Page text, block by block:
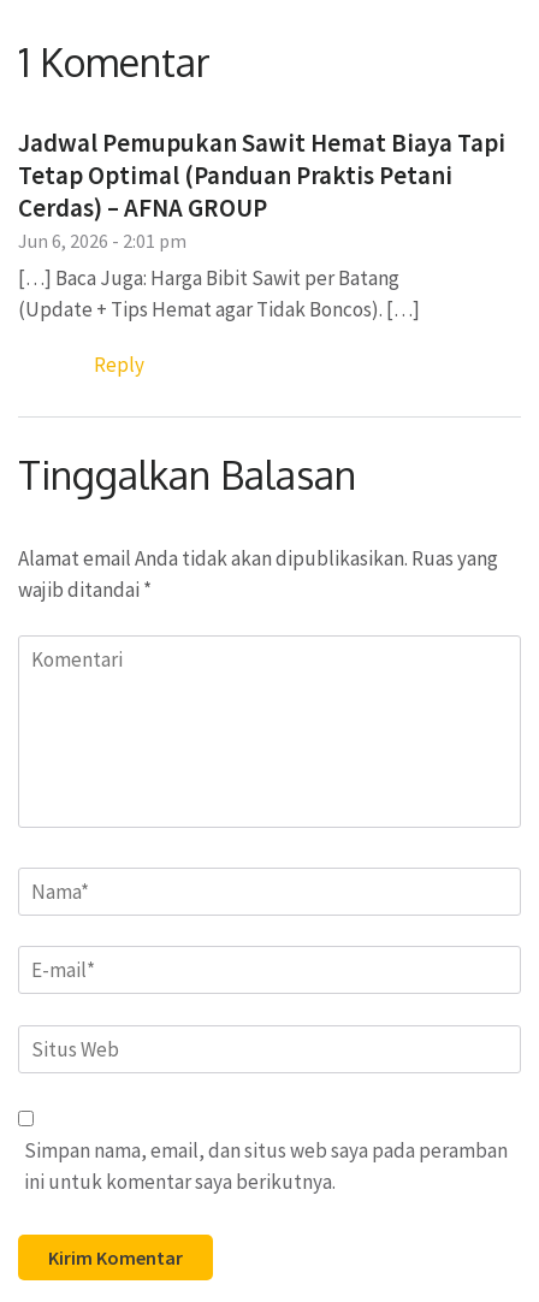
1 Komentar
Jadwal Pemupukan Sawit Hemat Biaya Tapi
Tetap Optimal (Panduan Praktis Petani
Cerdas) – AFNA GROUP
Jun 6, 2026 - 2:01 pm
[…] Baca Juga: Harga Bibit Sawit per Batang
(Update + Tips Hemat agar Tidak Boncos). […]
Reply
Tinggalkan Balasan
Alamat email Anda tidak akan dipublikasikan. Ruas yang
wajib ditandai *
Komentari
Name*
Email*
Situs
Web
Simpan nama, email, dan situs web saya pada peramban
ini untuk komentar saya berikutnya.